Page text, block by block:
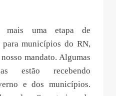
mais uma etapa de
municípios do RN,
mandato. Algumas
estão recebendo
e dos municípios.